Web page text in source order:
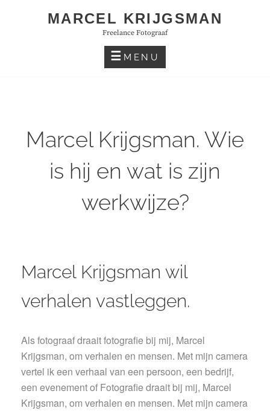
MARCEL KRIJGSMAN
Freelance Fotograaf
MENU
Marcel Krijgsman. Wie
is hij en wat is zijn
werkwijze?
Marcel Krijgsman wil
verhalen vastleggen.
Als fotograaf draait fotografie bij mij, Marcel
Krijgsman, om verhalen en mensen. Met mijn camera
vertel ik een verhaal van een persoon, een bedrijf,
een evenement of Fotografie draait bij mij, Marcel
Krijgsman, om verhalen en mensen. Met mijn camera